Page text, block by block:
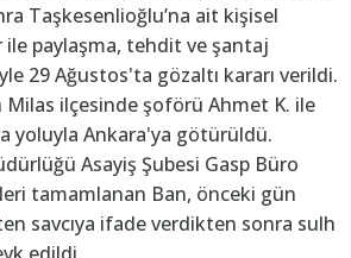
Taşkesenlioğlu’na ait kişisel
ile paylaşma, tehdit ve şantaj
29 Ağustos'ta gözaltı kararı verildi.
Milas ilçesinde şoförü Ahmet K. ile
yoluyla Ankara'ya götürüldü.
Asayiş Şubesi Gasp Büro
tamamlanan Ban, önceki gün
savcıya ifade verdikten sonra sulh